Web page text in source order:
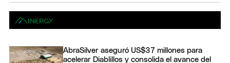
AbraSilver aseguró US$37 millones para
acelerar Diablillos y consolida el avance del